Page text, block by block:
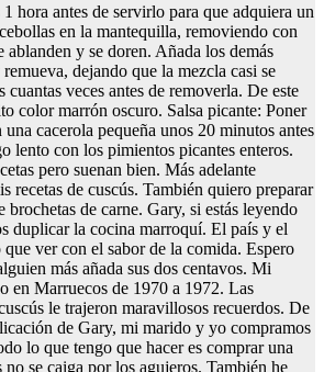
hora antes de servirlo para que adquiera un
en la mantequilla, removiendo con
ablanden y se doren. Añada los demás
dejando que la mezcla casi se
cuantas veces antes de removerla. De este
color marrón oscuro. Salsa picante: Poner
cacerola pequeña unos 20 minutos antes
lento con los pimientos picantes enteros.
pero suenan bien. Más adelante
recetas de cuscús. También quiero preparar
brochetas de carne. Gary, si estás leyendo
duplicar la cocina marroquí. El país y el
ver con el sabor de la comida. Espero
más añada sus dos centavos. Mi
en Marruecos de 1970 a 1972. Las
le trajeron maravillosos recuerdos. De
de Gary, mi marido y yo compramos
lo que tengo que hacer es comprar una
no se caiga por los agujeros. También he